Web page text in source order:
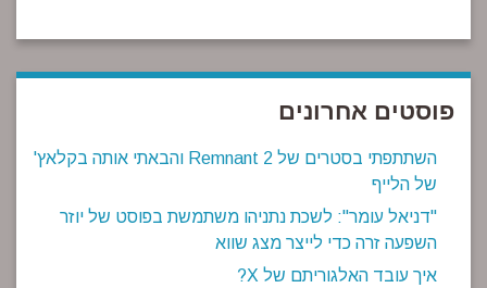
פוסטים אחרונים
השתתפתי בסטרים של Remnant 2 והבאתי אותה בקלאץ'
של הלייף
"דניאל עומר": לשכת נתניהו משתמשת בפוסט של יוזר
השפעה זרה כדי לייצר מצג שווא
איך עובד האלגוריתם של X?